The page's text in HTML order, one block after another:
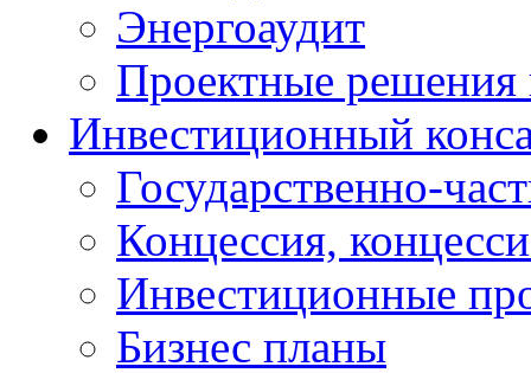
Энергоаудит
Проектные решения
Инвестиционный
Государственно-
Концессия,
Инвестиционные
Бизнес планы